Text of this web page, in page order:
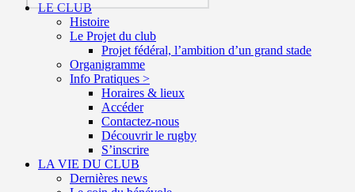
LE CLUB
Histoire
Le Projet du club
Projet fédéral, l’ambition d’un grand stade
Organigramme
Info Pratiques >
Horaires & lieux
Accéder
Contactez-nous
Découvrir le rugby
S’inscrire
LA VIE DU CLUB
Dernières news